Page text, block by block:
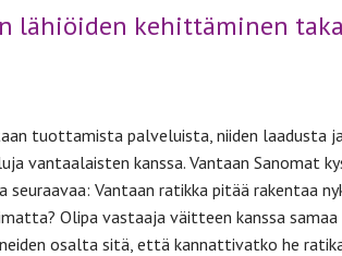
lähiöiden kehittäminen
tuottamista palveluista, niiden laadusta
vantaalaisten kanssa. Vantaan Sanomat
seuraavaa: Vantaan ratikka pitää rakentaa
Olipa vastaaja väitteen kanssa
osalta sitä, että kannattivatko he